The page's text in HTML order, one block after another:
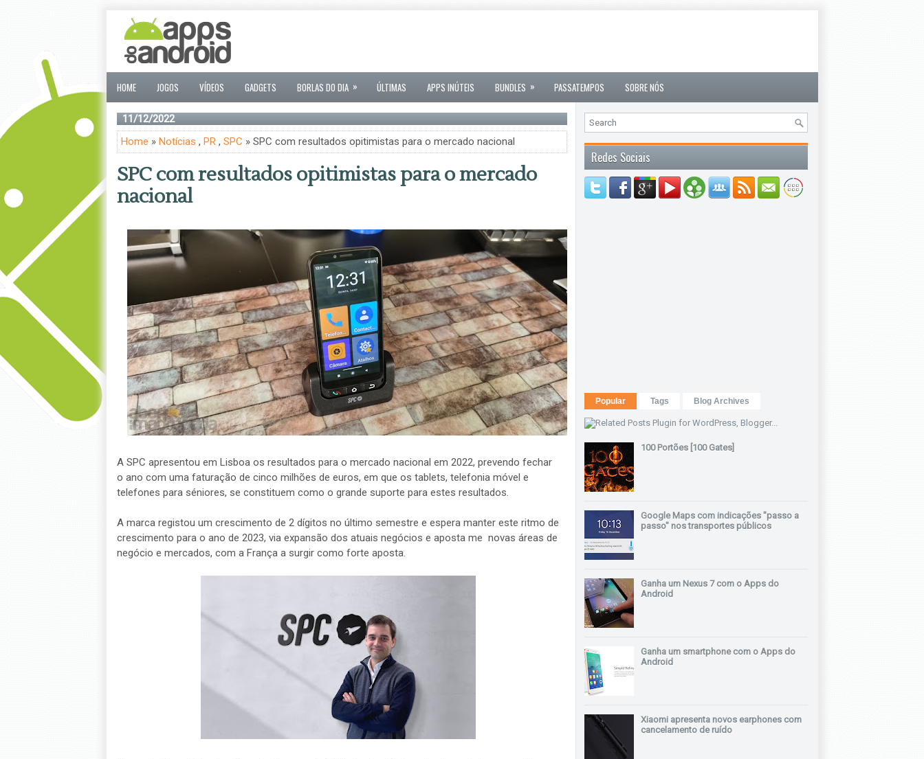
HOME JOGOS VÍDEOS GADGETS BORLAS DO DIA » ÚLTIMAS APPS INÚTEIS BUNDLES » PASSATEMPOS SOBRE NÓS
11/12/2022
Home » Notícias , PR, SPC » SPC com resultados opitimistas para o mercado nacional
SPC com resultados opitimistas para o mercado
nacional
A SPC apresentou em Lisboa os resultados para o mercado nacional em 2022, prevendo fechar
o ano com uma faturação de cinco milhões de euros, em que os tablets, telefonia móvel e
telefones para séniores, se constituem como o grande suporte para estes resultados.
A marca registou um crescimento de 2 dígitos no último semestre e espera manter este ritmo de
crescimento para o ano de 2023, via expansão dos atuais negócios e aposta me novas áreas de
negócio e mercados, com a França a surgir como forte aposta.
Redes Sociais
Popular Tags Blog Archives
100 Portões [100 Gates]
Google Maps com indicações "passo a
passo" nos transportes públicos
Ganha um Nexus 7 com o Apps do
Android
Ganha um smartphone com o Apps do
Android
Xiaomi apresenta novos earphones com
cancelamento de ruído